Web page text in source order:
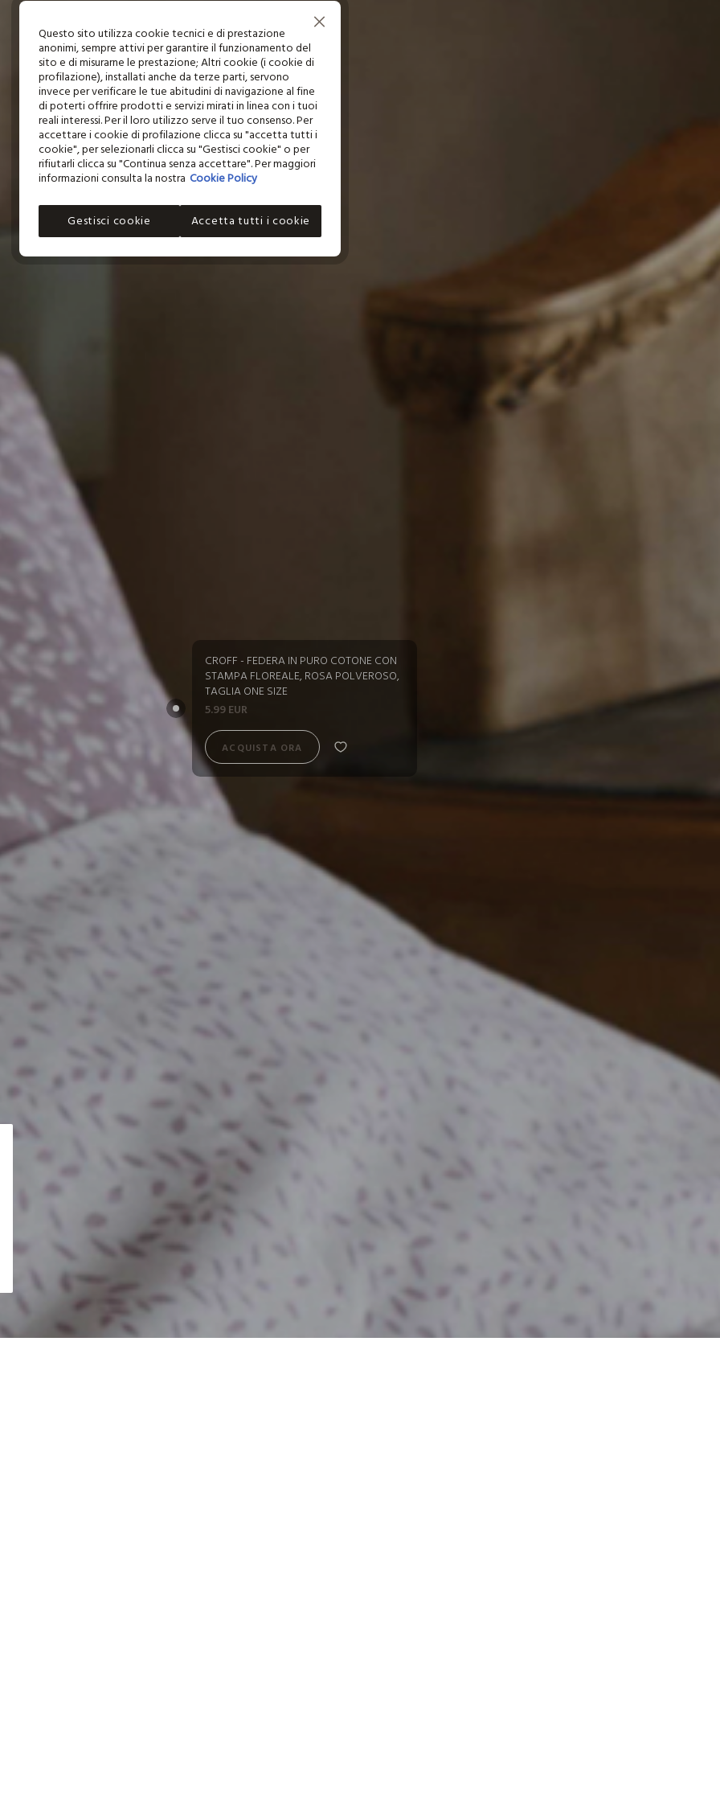
CROFF - FEDERA IN PURO COTONE CON
STAMPA FLOREALE, ROSA POLVEROSO,
TAGLIA ONE SIZE
5.99 EUR
ACQUISTA ORA
Questo sito utilizza cookie tecnici e di prestazione
anonimi, sempre attivi per garantire il funzionamento del
sito e di misurarne le prestazione; Altri cookie (i cookie di
profilazione), installati anche da terze parti, servono
invece per verificare le tue abitudini di navigazione al fine
di poterti offrire prodotti e servizi mirati in linea con i tuoi
reali interessi. Per il loro utilizzo serve il tuo consenso. Per
accettare i cookie di profilazione clicca su "accetta tutti i
cookie", per selezionarli clicca su "Gestisci cookie" o per
rifiutarli clicca su "Continua senza accettare". Per maggiori
informazioni consulta la nostra Cookie Policy
Gestisci cookie Accetta tutti i cookie
Continua senza accettare